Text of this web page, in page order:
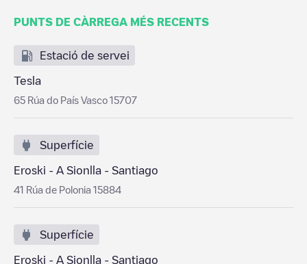
PUNTS DE CÀRREGA MÉS RECENTS
Estació de servei
Tesla
65 Rúa do País Vasco 15707
Superfície
Eroski - A Sionlla - Santiago
41 Rúa de Polonia 15884
Superfície
Eroski - A Sionlla - Santiago